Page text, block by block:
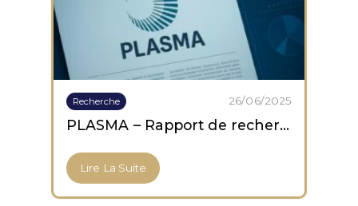
Recherche 26/06/2025
PLASMA – Rapport de recherche
Lire La Suite